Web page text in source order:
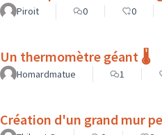
Piroit 0 0
Un thermomètre géant 🌡️
Homardmatue 1
Création d'un grand mur